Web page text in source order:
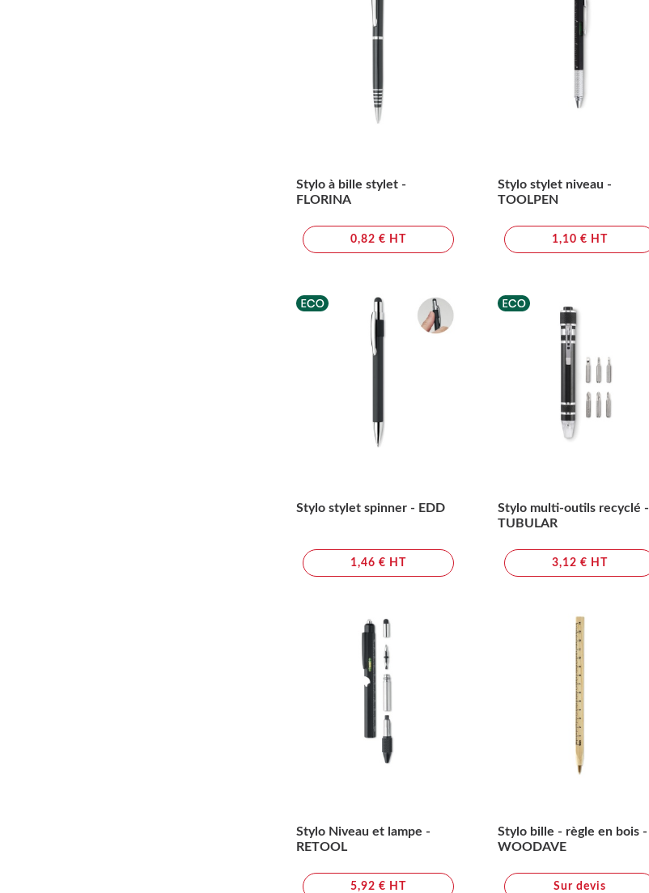
Stylo à bille stylet -
FLORINA
0,82 € HT
Stylo stylet niveau -
TOOLPEN
1,10 € HT
Stylo stylet spinner - EDD
1,46 € HT
Stylo multi-outils recyclé -
TUBULAR
3,12 € HT
Stylo Niveau et lampe -
RETOOL
5,92 € HT
Stylo bille - règle en bois -
WOODAVE
Sur devis